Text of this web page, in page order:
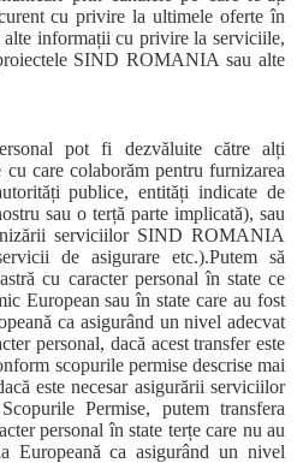
cu privire la ultimele oferte în
informații cu privire la serviciile,
SIND ROMANIA sau alte
pot fi dezvăluite către alți
care colaborăm pentru furnizarea
publice, entități indicate de
sau o terță parte implicată), sau
serviciilor SIND ROMANIA
de asigurare etc.).Putem să
cu caracter personal în state ce
European sau în state care au fost
ca asigurând un nivel adecvat
personal, dacă acest transfer este
scopurile permise descrise mai
este necesar asigurării serviciilor
Permise, putem transfera
personal în state terțe care nu au
Europeană ca asigurând un nivel